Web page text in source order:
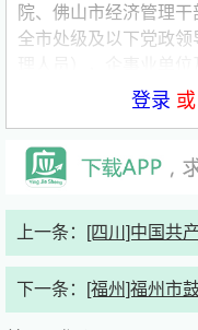
院、佛山市经济管理
全市处级及以下党政
员、专业技术人员、
参照公务员管理，专
《事业单位人事管理
研人员，现就有关事
登录 或
上一条： [四川]中国共
下一条： [福州]福州市